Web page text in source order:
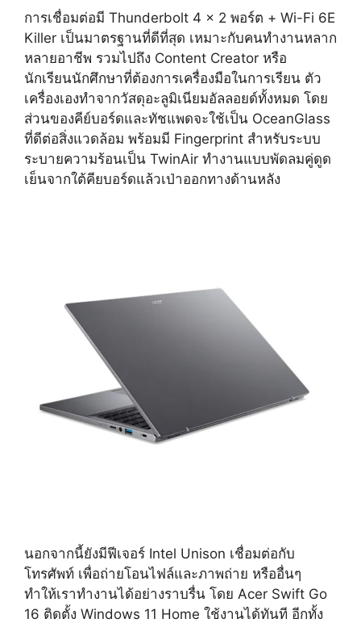
การเชื่อมต่อมี Thunderbolt 4 x 2 พอร์ต + Wi-Fi 6E
Killer เป็นมาตรฐานที่ดีที่สุด เหมาะกับคนทำงานหลาก
หลายอาชีพ รวมไปถึง Content Creator หรือ
นักเรียนนักศึกษาที่ต้องการเครื่องมือในการเรียน ตัว
เครื่องเองทำจากวัสดุอะลูมิเนียมอัลลอยด์ทั้งหมด โดย
ส่วนของคีย์บอร์ดและทัชแพดจะใช้เป็น OceanGlass
ที่ดีต่อสิ่งแวดล้อม พร้อมมี Fingerprint สำหรับระบบ
ระบายความร้อนเป็น TwinAir ทำงานแบบพัดลมคู่ดูด
เย็นจากใต้คียบอร์ดแล้วเป่าออกทางด้านหลัง
นอกจากนี้ยังมีฟีเจอร์ Intel Unison เชื่อมต่อกับ
โทรศัพท์ เพื่อถ่ายโอนไฟล์และภาพถ่าย หรืออื่นๆ
ทำให้เราทำงานได้อย่างราบรื่น โดย Acer Swift Go
16 ติดตั้ง Windows 11 Home ใช้งานได้ทันที อีกทั้ง